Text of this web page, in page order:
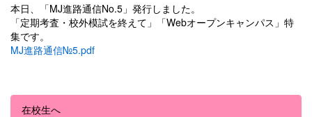
本日、「MJ進路通信No.5」発行しました。
「定期考査・校外模試を終えて」「Webオープンキャンパス」特
集です。
MJ進路通信№5.pdf
在校生へ